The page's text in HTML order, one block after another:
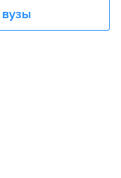
вузы